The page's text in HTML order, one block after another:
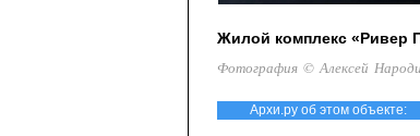
Жилой комплекс «Ривер
Фотография © Алексей
Архи.ру об этом объекте: